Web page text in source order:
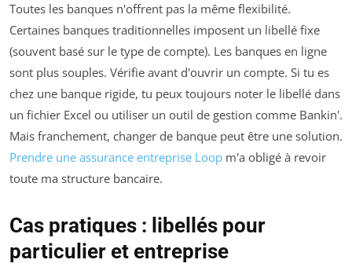
Toutes les banques n'offrent pas la même flexibilité.
Certaines banques traditionnelles imposent un libellé fixe
(souvent basé sur le type de compte). Les banques en ligne
sont plus souples. Vérifie avant d'ouvrir un compte. Si tu es
chez une banque rigide, tu peux toujours noter le libellé dans
un fichier Excel ou utiliser un outil de gestion comme Bankin'.
Mais franchement, changer de banque peut être une solution.
Prendre une assurance entreprise Loop m'a obligé à revoir
toute ma structure bancaire.
Cas pratiques : libellés pour
particulier et entreprise